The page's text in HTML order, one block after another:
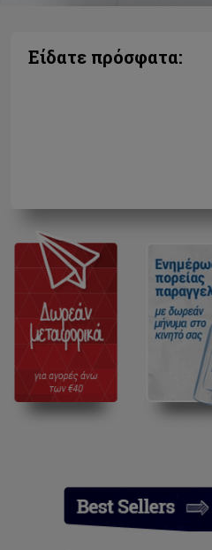
Είδατε πρόσφατα: